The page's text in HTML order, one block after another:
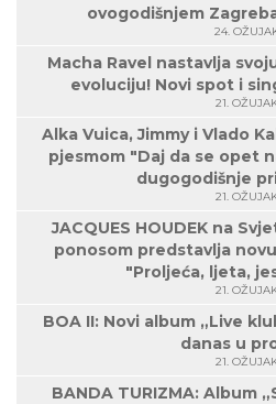
ovogodišnjem
24.
Macha Ravel nastavlja
evoluciju! Novi spot i
21.
Alka Vuica, Jimmy i Vlado
pjesmom "Daj da se opet
dugogodišnje
21.
JACQUES HOUDEK na
ponosom predstavlja
"Proljeća, ljeta,
21.
BOA II: Novi album „Live
danas u
21.
BANDA TURIZMA: Album